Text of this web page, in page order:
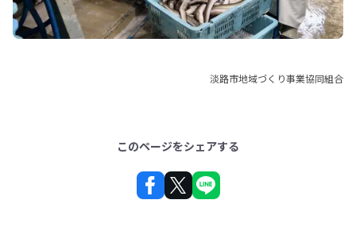
淡路市地域づくり事業協同組合
このページをシェアする